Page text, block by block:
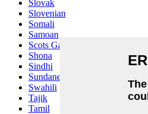
Slovak
Slovenian
Somali
Samoan
Scots Gaelic
Shona
Sindhi
Sundanese
Swahili
Tajik
Tamil